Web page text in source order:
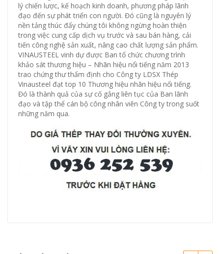
lý chiến lược, kế hoạch kinh doanh, phương pháp lãnh
đạo đến sự phát triển con người. Đó cũng là nguyên lý
nền tảng thúc đẩy chúng tôi không ngừng hoàn thiện
trong việc cung cấp dịch vụ trước và sau bán hàng, cải
tiến công nghệ sản xuất, nâng cao chất lượng sản phẩm.
VINAUSTEEL vinh dự được Ban tổ chức chương trình
khảo sát thương hiệu – Nhãn hiệu nổi tiếng năm 2013
trao chứng thư thẩm định cho Công ty LDSX Thép
Vinausteel đạt top 10 Thương hiệu nhãn hiệu nổi tiếng.
Đó là thành quả của sự cố gắng liên tục của Ban lãnh
đạo và tập thể cán bộ công nhân viên Công ty trong suốt
những năm qua.